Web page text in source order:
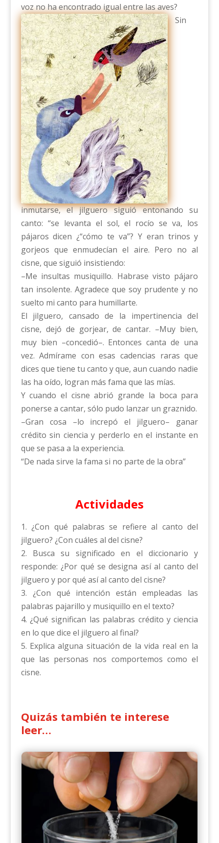
voz no ha encontrado igual entre las aves?
Sin
inmutarse, el jilguero siguió entonando su
canto: “se levanta el sol, el rocío se va, los
pájaros dicen ¿“cómo te va”? Y eran trinos y
gorjeos que enmudecían el aire. Pero no al
cisne, que siguió insistiendo:
–Me insultas musiquillo. Habrase visto pájaro
tan insolente. Agradece que soy prudente y no
suelto mi canto para humillarte.
El jilguero, cansado de la impertinencia del
cisne, dejó de gorjear, de cantar. –Muy bien,
muy bien –concedió–. Entonces canta de una
vez. Admírame con esas cadencias raras que
dices que tiene tu canto y que, aun cuando nadie
las ha oído, logran más fama que las mías.
Y cuando el cisne abrió grande la boca para
ponerse a cantar, sólo pudo lanzar un graznido.
–Gran cosa –lo increpó el jilguero– ganar
crédito sin ciencia y perderlo en el instante en
que se pasa a la experiencia.
“De nada sirve la fama si no parte de la obra”
Actividades
1. ¿Con qué palabras se refiere al canto del
jilguero? ¿Con cuáles al del cisne?
2. Busca su significado en el diccionario y
responde: ¿Por qué se designa así al canto del
jilguero y por qué así al canto del cisne?
3. ¿Con qué intención están empleadas las
palabras pajarillo y musiquillo en el texto?
4. ¿Qué significan las palabras crédito y ciencia
en lo que dice el jilguero al final?
5. Explica alguna situación de la vida real en la
que las personas nos comportemos como el
cisne.
Quizás también te interese
leer…